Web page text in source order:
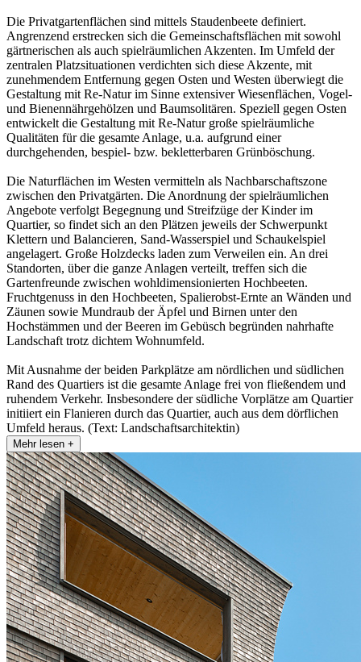
Die Privatgartenflächen sind mittels Staudenbeete definiert.
Angrenzend erstrecken sich die Gemeinschaftsflächen mit sowohl
gärtnerischen als auch spielräumlichen Akzenten. Im Umfeld der
zentralen Platzsituationen verdichten sich diese Akzente, mit
zunehmendem Entfernung gegen Osten und Westen überwiegt die
Gestaltung mit Re-Natur im Sinne extensiver Wiesenflächen, Vogel-
und Bienennährgehölzen und Baumsolitären. Speziell gegen Osten
entwickelt die Gestaltung mit Re-Natur große spielräumliche
Qualitäten für die gesamte Anlage, u.a. aufgrund einer
durchgehenden, bespiel- bzw. bekletterbaren Grünböschung.
Die Naturflächen im Westen vermitteln als Nachbarschaftszone
zwischen den Privatgärten. Die Anordnung der spielräumlichen
Angebote verfolgt Begegnung und Streifzüge der Kinder im
Quartier, so findet sich an den Plätzen jeweils der Schwerpunkt
Klettern und Balancieren, Sand-Wasserspiel und Schaukelspiel
angelagert. Große Holzdecks laden zum Verweilen ein. An drei
Standorten, über die ganze Anlagen verteilt, treffen sich die
Gartenfreunde zwischen wohldimensionierten Hochbeeten.
Fruchtgenuss in den Hochbeeten, Spalierobst-Ernte an Wänden und
Zäunen sowie Mundraub der Äpfel und Birnen unter den
Hochstämmen und der Beeren im Gebüsch begründen nahrhafte
Landschaft trotz dichtem Wohnumfeld.
Mit Ausnahme der beiden Parkplätze am nördlichen und südlichen
Rand des Quartiers ist die gesamte Anlage frei von fließendem und
ruhendem Verkehr. Insbesondere der südliche Vorplätze am Quartier
initiiert ein Flanieren durch das Quartier, auch aus dem dörflichen
Umfeld heraus. (Text: Landschaftsarchitektin)
Mehr lesen +